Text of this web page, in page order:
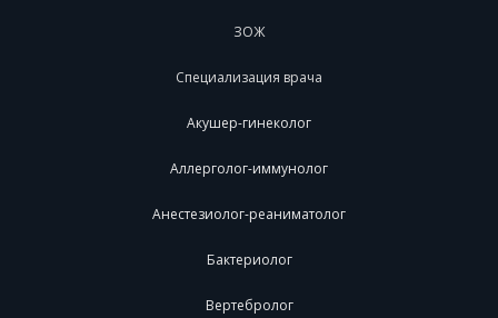
ЗОЖ
Специализация врача
Акушер-гинеколог
Аллерголог-иммунолог
Анестезиолог-реаниматолог
Бактериолог
Вертебролог